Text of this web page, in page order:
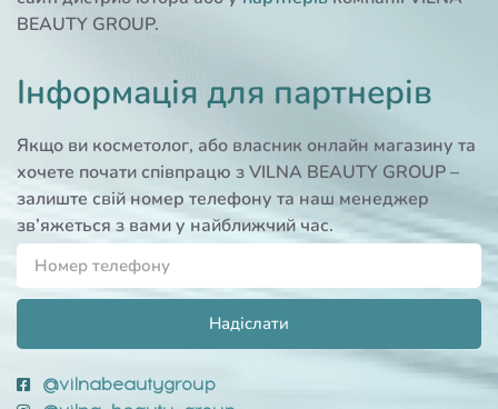
BEAUTY GROUP.
Інформація для партнерів
Якщо ви косметолог, або власник онлайн магазину та
хочете почати співпрацю з VILNA BEAUTY GROUP –
залиште свій номер телефону та наш менеджер
зв’яжеться з вами у найближчий час.
Надіслати
@vilnabeautygroup